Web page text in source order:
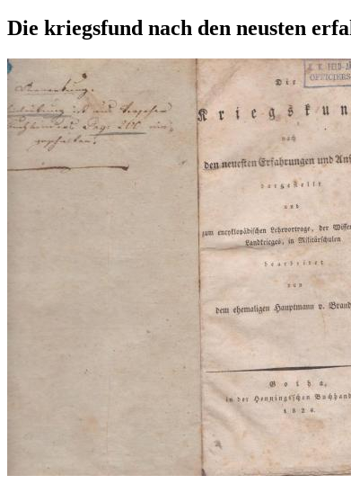
Die kriegsfund nach den neusten